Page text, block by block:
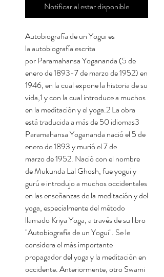
Notificar al estar disponible
Autobiografía de un Yogui es
la autobiografía escrita
por Paramahansa Yogananda (5 de
enero de 1893-7 de marzo de 1952) en
1946, en la cual expone la historia de su
vida,1​ y con la cual introduce a muchos
en la meditación y el yoga.2​ La obra
está traducida a más de 50 idiomas3​
Paramahansa Yogananda nació el 5 de
enero de 1893 y murió el 7 de
marzo de 1952. Nació con el nombre
de Mukunda Lal Ghosh, fue yogui y
gurú e introdujo a muchos occidentales
en las enseñanzas de la meditación y del
yoga, especialmente del método
llamado Kriya Yoga, a través de su libro
"Autobiografía de un Yogui". Se le
considera el más importante
propagador del yoga y la meditación en
occidente. Anteriormente, otro Swami